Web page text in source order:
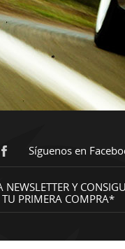
Síguenos en
NEWSLETTER Y
TU PRIMERA COMPRA*